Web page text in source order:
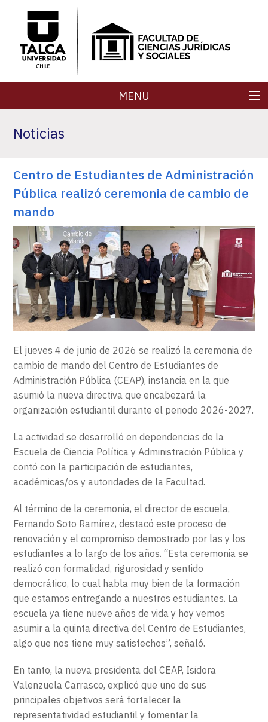
MENU
POSTGRADOS
REVISTAS
INVESTIGACIÓN
EXTENSIÓN
CONTACTO
Noticias
Centro de Estudiantes de Administración
Pública realizó ceremonia de cambio de
mando
El jueves 4 de junio de 2026 se realizó la ceremonia de
cambio de mando del Centro de Estudiantes de
Administración Pública (CEAP), instancia en la que
asumió la nueva directiva que encabezará la
organización estudiantil durante el periodo 2026-2027.
La actividad se desarrolló en dependencias de la
Escuela de Ciencia Política y Administración Pública y
contó con la participación de estudiantes,
académicas/os y autoridades de la Facultad.
Al término de la ceremonia, el director de escuela,
Fernando Soto Ramírez, destacó este proceso de
renovación y el compromiso demostrado por las y los
estudiantes a lo largo de los años. “Esta ceremonia se
realizó con formalidad, rigurosidad y sentido
democrático, lo cual habla muy bien de la formación
que estamos entregando a nuestros estudiantes. La
escuela ya tiene nueve años de vida y hoy vemos
asumir a la quinta directiva del Centro de Estudiantes,
algo que nos tiene muy satisfechos”, señaló.
En tanto, la nueva presidenta del CEAP, Isidora
Valenzuela Carrasco, explicó que uno de sus
principales objetivos será fortalecer la
representatividad estudiantil y fomentar la